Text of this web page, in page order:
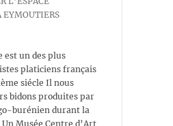
EYMOUTIERS
est un des plus
platiciens français
siécle Il nous
bidons produites par
burénien durant la
Musée Centre d’Art